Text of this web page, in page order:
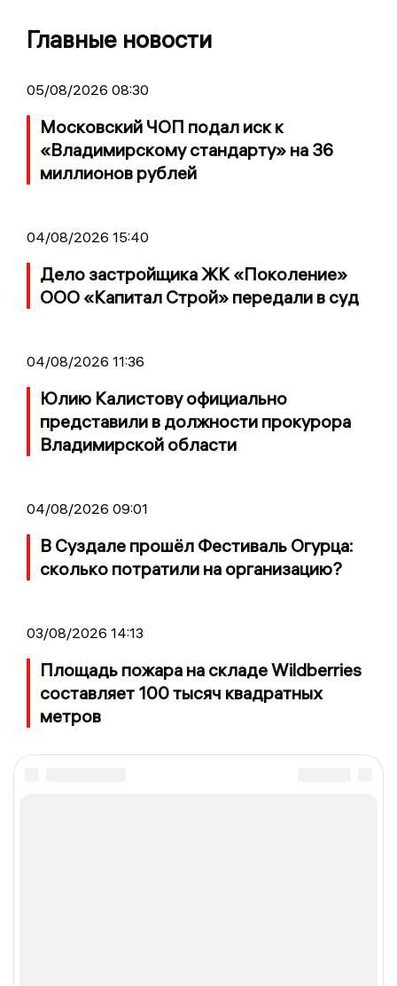
Главные новости
05/08/2026 08:30
Московский ЧОП подал иск к
«Владимирскому стандарту» на 36
миллионов рублей
04/08/2026 15:40
Дело застройщика ЖК «Поколение»
ООО «Капитал Строй» передали в суд
04/08/2026 11:36
Юлию Калистову официально
представили в должности прокурора
Владимирской области
04/08/2026 09:01
В Суздале прошёл Фестиваль Огурца:
сколько потратили на организацию?
03/08/2026 14:13
Площадь пожара на складе Wildberries
составляет 100 тысяч квадратных
метров